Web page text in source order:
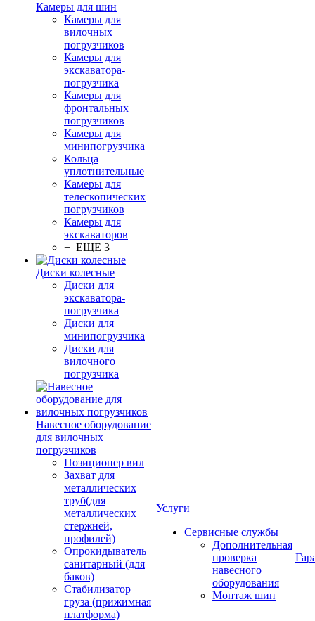
Камеры для шин
Камеры для
вилочных
погрузчиков
Камеры для
экскаватора-
погрузчика
Камеры для
фронтальных
погрузчиков
Камеры для
минипогрузчика
Кольца
уплотнительные
Камеры для
телескопических
погрузчиков
Камеры для
экскаваторов
+ ЕЩЕ 3
Диски колесные
Диски для
экскаватора-
погрузчика
Диски для
минипогрузчика
Диски для
вилочного
погрузчика
Навесное оборудование
для вилочных
погрузчиков
Позиционер вил
Захват для
металлических
труб(для
металлических
стержней,
профилей)
Опрокидыватель
санитарный (для
баков)
Стабилизатор
груза (прижимная
платформа)
Услуги
Сервисные службы
Дополнительная
проверка
навесного
оборудования
Монтаж шин